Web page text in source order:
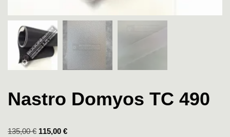
Nastro Domyos TC 490
135,00€ 115,00 €